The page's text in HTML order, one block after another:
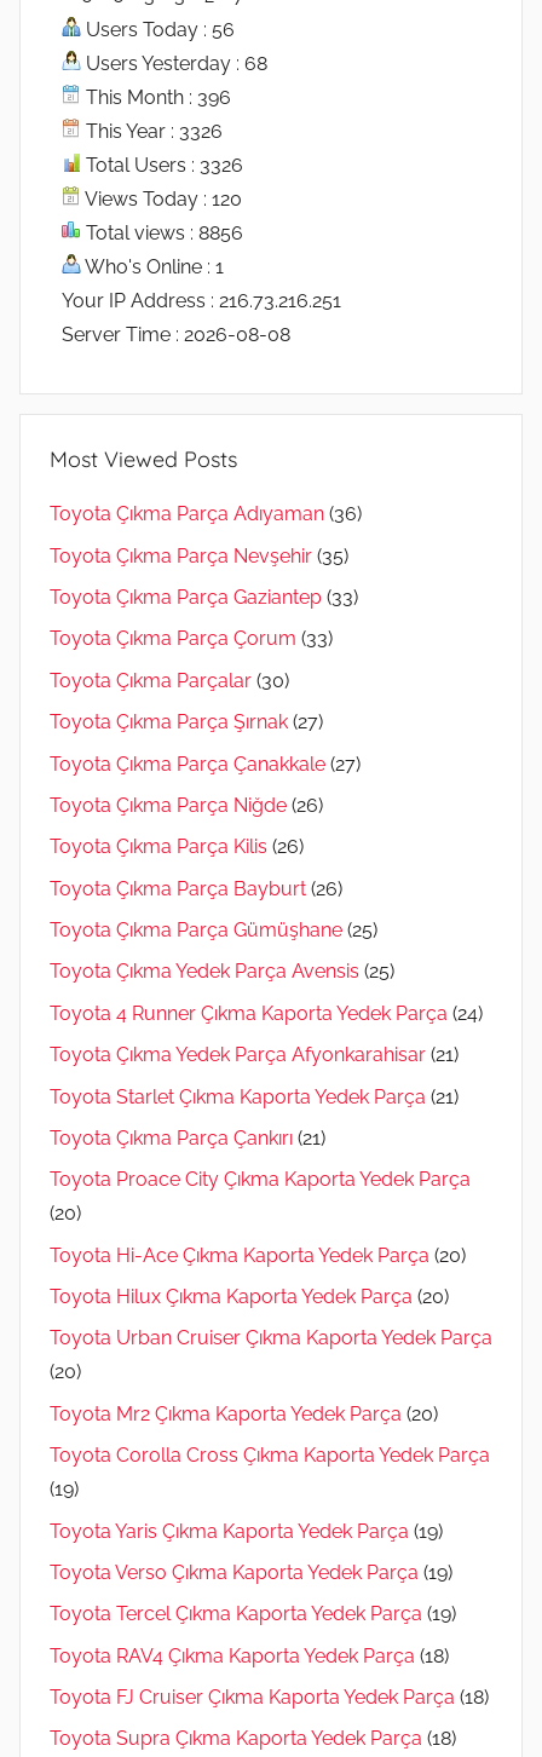
Users Today : 56
Users Yesterday : 68
This Month : 396
This Year : 3326
Total Users : 3326
Views Today : 120
Total views : 8856
Who's Online : 1
Your IP Address : 216.73.216.251
Server Time : 2026-08-08
Most Viewed Posts
Toyota Çıkma Parça Adıyaman (36)
Toyota Çıkma Parça Nevşehir (35)
Toyota Çıkma Parça Gaziantep (33)
Toyota Çıkma Parça Çorum (33)
Toyota Çıkma Parçalar (30)
Toyota Çıkma Parça Şırnak (27)
Toyota Çıkma Parça Çanakkale (27)
Toyota Çıkma Parça Niğde (26)
Toyota Çıkma Parça Kilis (26)
Toyota Çıkma Parça Bayburt (26)
Toyota Çıkma Parça Gümüşhane (25)
Toyota Çıkma Yedek Parça Avensis (25)
Toyota 4 Runner Çıkma Kaporta Yedek Parça (24)
Toyota Çıkma Yedek Parça Afyonkarahisar (21)
Toyota Starlet Çıkma Kaporta Yedek Parça (21)
Toyota Çıkma Parça Çankırı (21)
Toyota Proace City Çıkma Kaporta Yedek Parça
(20)
Toyota Hi-Ace Çıkma Kaporta Yedek Parça (20)
Toyota Hilux Çıkma Kaporta Yedek Parça (20)
Toyota Urban Cruiser Çıkma Kaporta Yedek Parça
(20)
Toyota Mr2 Çıkma Kaporta Yedek Parça (20)
Toyota Corolla Cross Çıkma Kaporta Yedek Parça
(19)
Toyota Yaris Çıkma Kaporta Yedek Parça (19)
Toyota Verso Çıkma Kaporta Yedek Parça (19)
Toyota Tercel Çıkma Kaporta Yedek Parça (19)
Toyota RAV4 Çıkma Kaporta Yedek Parça (18)
Toyota FJ Cruiser Çıkma Kaporta Yedek Parça (18)
Toyota Supra Çıkma Kaporta Yedek Parça (18)